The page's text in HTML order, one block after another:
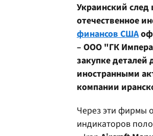
Украинский
отечественное
финансов США
– ООО "ГК
закупке
иностранными
компании
Через эти фирмы
индикаторов